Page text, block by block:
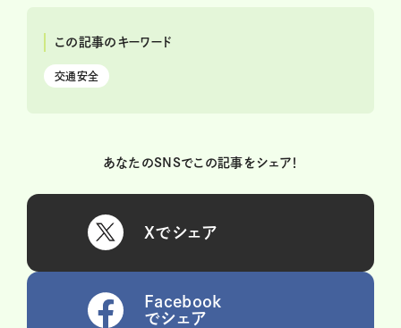
この記事のキーワード
交通安全
あなたのSNSでこの記事をシェア！
Xでシェア
Facebook
でシェア